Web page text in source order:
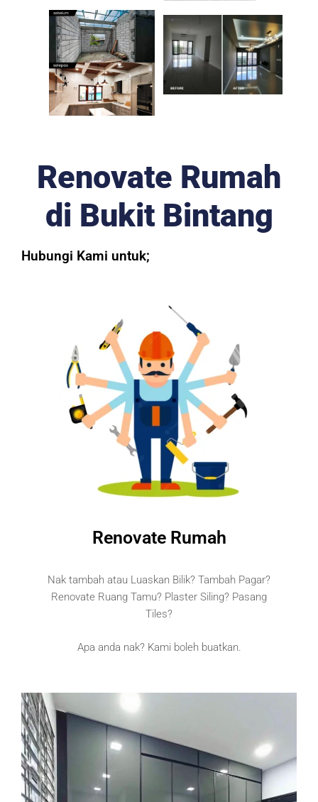
Renovate Rumah
di Bukit Bintang
Hubungi Kami untuk;
Renovate Rumah
Nak tambah atau Luaskan Bilik? Tambah Pagar?
Renovate Ruang Tamu? Plaster Siling? Pasang
Tiles?
Apa anda nak? Kami boleh buatkan.